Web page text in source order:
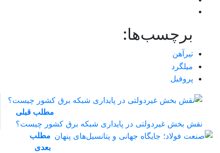
برچسب‌ها:
تیرآهن
میلگرد
پروفیل
مطلب قبلی
نقش‌ بخش غیردولتی در پایداری شبکه برق کشور چیست؟
مطلب
بعدی